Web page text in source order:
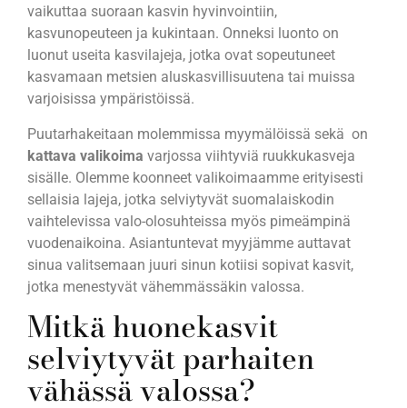
vaikuttaa suoraan kasvin hyvinvointiin,
kasvunopeuteen ja kukintaan. Onneksi luonto on
luonut useita kasvilajeja, jotka ovat sopeutuneet
kasvamaan metsien aluskasvillisuutena tai muissa
varjoisissa ympäristöissä.
Puutarhakeitaan molemmissa myymälöissä sekä on
kattava valikoima varjossa viihtyviä ruukkukasveja
sisälle. Olemme koonneet valikoimaamme erityisesti
sellaisia lajeja, jotka selviytyvät suomalaiskodin
vaihtelevissa valo-olosuhteissa myös pimeämpinä
vuodenaikoina. Asiantuntevat myyjämme auttavat
sinua valitsemaan juuri sinun kotiisi sopivat kasvit,
jotka menestyvät vähemmässäkin valossa.
Mitkä huonekasvit
selviytyvät parhaiten
vähässä valossa?